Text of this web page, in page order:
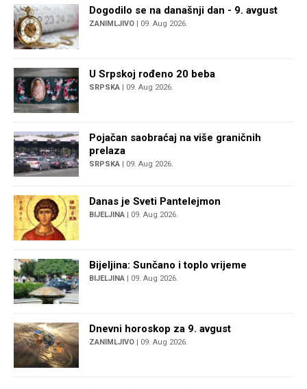
Dogodilo se na današnji dan - 9. avgust
ZANIMLJIVO | 09. Aug 2026.
U Srpskoj rođeno 20 beba
SRPSKA | 09. Aug 2026.
Pojačan saobraćaj na više graničnih
prelaza
SRPSKA | 09. Aug 2026.
Danas je Sveti Pantelejmon
BIJELJINA | 09. Aug 2026.
Bijeljina: Sunčano i toplo vrijeme
BIJELJINA | 09. Aug 2026.
Dnevni horoskop za 9. avgust
ZANIMLJIVO | 09. Aug 2026.